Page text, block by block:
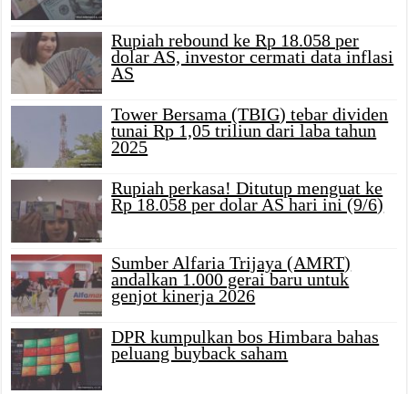
Rupiah rebound ke Rp 18.058 per
dolar AS, investor cermati data inflasi
AS
Tower Bersama (TBIG) tebar dividen
tunai Rp 1,05 triliun dari laba tahun
2025
Rupiah perkasa! Ditutup menguat ke
Rp 18.058 per dolar AS hari ini (9/6)
Sumber Alfaria Trijaya (AMRT)
andalkan 1.000 gerai baru untuk
genjot kinerja 2026
DPR kumpulkan bos Himbara bahas
peluang buyback saham